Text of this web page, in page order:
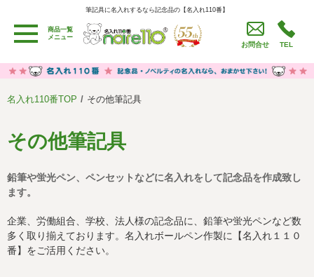
筆記具に名入れするなら記念品の【名入れ110番】筆記具に名入れするなら記念品の【名入れ110番】
商品一覧
メニュー
お問合せ TEL
用途別カテゴリ
卒園・卒業記念品
労働組合・設立記念・周年記念
うちわ・扇子・ファン
値段別
ご利用ガイド 名入れについて
社会貢献活動 特定商取引法に基づく表記
著作権と推奨環境について
名入れ110番TOP その他筆記具
その他筆記具
鉛筆や蛍光ペン、ペンセットなどに名入れをして記念品を作成致し
ます。
企業、労働組合、学校、法人様の記念品に、鉛筆や蛍光ペンなど数
多く取り揃えております。名入れボールペン作製に【名入れ１１０
番】をご活用ください。